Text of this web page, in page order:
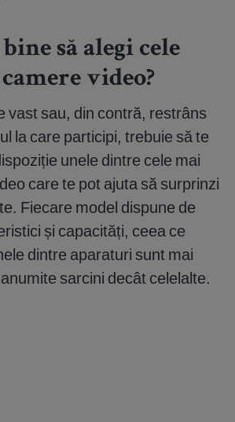
bine să alegi cele
video?
vast sau, din contră, restrâns
la care participi, trebuie să te
unele dintre cele mai
care te pot ajuta să surprinzi
Fiecare model dispune de
și capacități, ceea ce
dintre aparaturi sunt mai
sarcini decât celelalte.